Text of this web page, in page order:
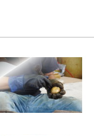
しごとの現場と職人
詳細を見る